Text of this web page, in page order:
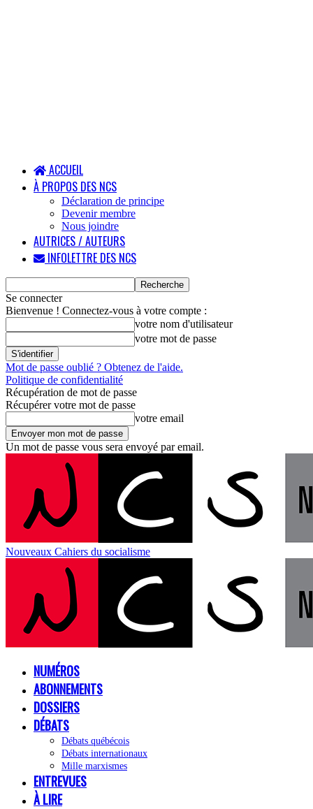
ACCUEIL
À PROPOS DES NCS
Déclaration de principe
Devenir membre
Nous joindre
AUTRICES / AUTEURS
INFOLETTRE DES NCS
Se connecter
Bienvenue ! Connectez-vous à votre compte :
votre nom d'utilisateur
votre mot de passe
Mot de passe oublié ? Obtenez de l'aide.
Politique de confidentialité
Récupération de mot de passe
Récupérer votre mot de passe
votre email
Un mot de passe vous sera envoyé par email.
Nouveaux Cahiers du socialisme
NUMÉROS
ABONNEMENTS
DOSSIERS
DÉBATS
Débats québécois
Débats internationaux
Mille marxismes
ENTREVUES
À LIRE